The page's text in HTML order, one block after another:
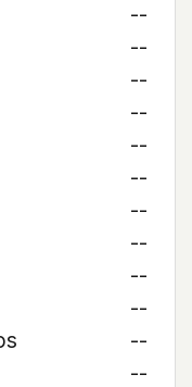
--
--
--
--
--
--
--
--
--
--
--
--